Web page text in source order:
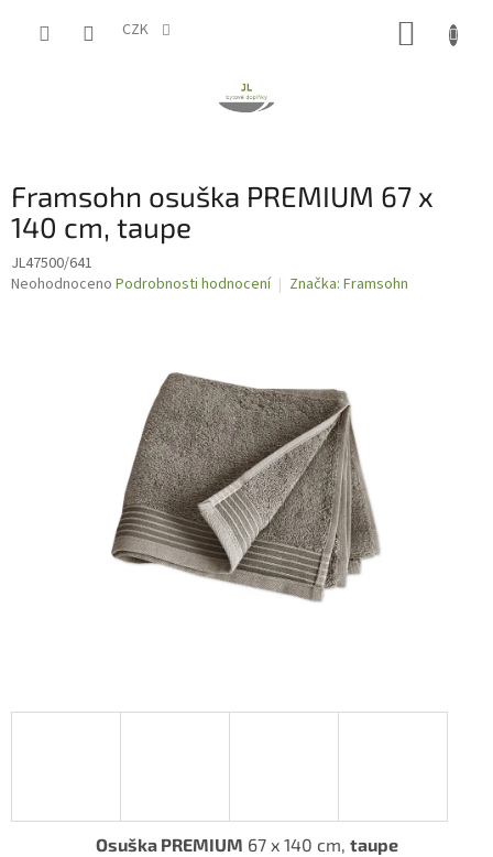
CZK
Framsohn osuška PREMIUM 67 x
140 cm, taupe
JL47500/641
Průměrné
Neohodnoceno Podrobnosti hodnocení Značka: Framsohn
Osuška PREMIUM 67 x 140 cm, taupe